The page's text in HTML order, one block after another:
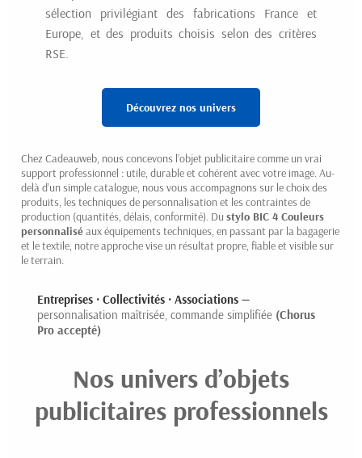
sélection privilégiant des fabrications France et
Europe, et des produits choisis selon des critères
RSE.
Découvrez nos univers
Chez Cadeauweb, nous concevons l’objet publicitaire comme un vrai
support professionnel : utile, durable et cohérent avec votre image. Au-
delà d’un simple catalogue, nous vous accompagnons sur le choix des
produits, les techniques de personnalisation et les contraintes de
production (quantités, délais, conformité). Du stylo BIC 4 Couleurs
personnaliséaux équipements techniques, en passant par la bagagerie
et le textile, notre approche vise un résultat propre, fiable et visible sur
le terrain.
Entreprises · Collectivités · Associations —
personnalisation maîtrisée, commande simplifiée (Chorus
Pro accepté)
Nos univers d’objets
publicitaires professionnels